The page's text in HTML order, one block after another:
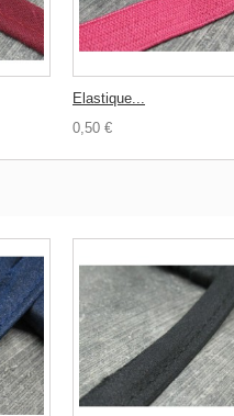
Elastique...
0,50 €